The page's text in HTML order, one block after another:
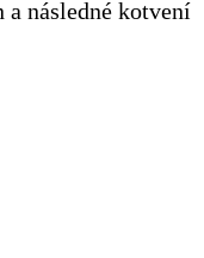
a následné kotvení